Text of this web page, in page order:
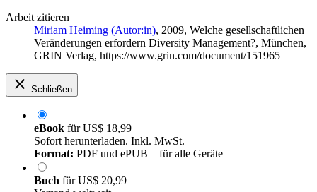
Arbeit zitieren
Miriam Heiming (Autor:in), 2009, Welche gesellschaftlichen
Veränderungen erfordern Diversity Management?, München,
GRIN Verlag, https://www.grin.com/document/151965
Schließen
eBook fürUS$ 18,99
Sofort herunterladen. Inkl. MwSt.
Format: PDF und ePUB – für alle Geräte
Buch fürUS$ 20,99